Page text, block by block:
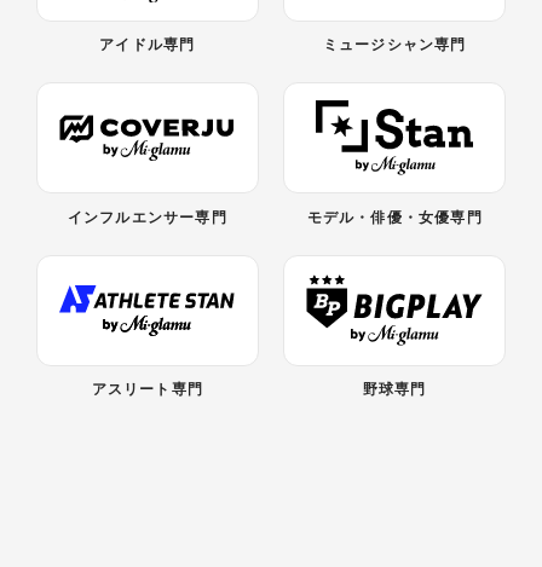
アイドル専門 ミュージシャン専門
インフルエンサー専門 モデル・俳優・女優専門
アスリート専門 野球専門